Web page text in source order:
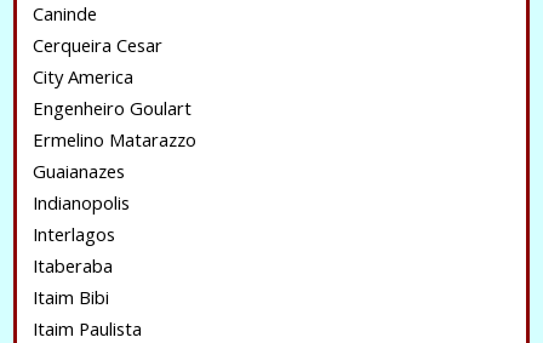
Caninde
Cerqueira Cesar
City America
Engenheiro Goulart
Ermelino Matarazzo
Guaianazes
Indianopolis
Interlagos
Itaberaba
Itaim Bibi
Itaim Paulista